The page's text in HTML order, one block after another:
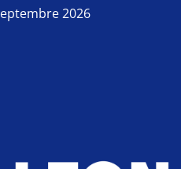
2026